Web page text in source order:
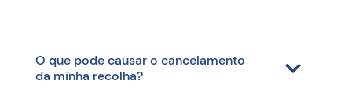
O que pode causar o cancelamento
da minha recolha?